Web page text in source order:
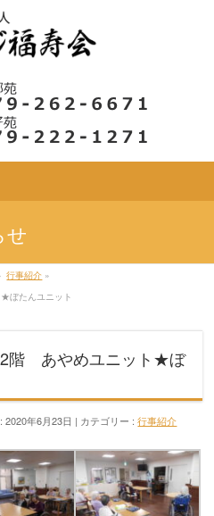
せ
行事紹介 »
ぼたんユニット
階 あやめユニット★ぼ
2020年6月23日 カテゴリー :行事紹介